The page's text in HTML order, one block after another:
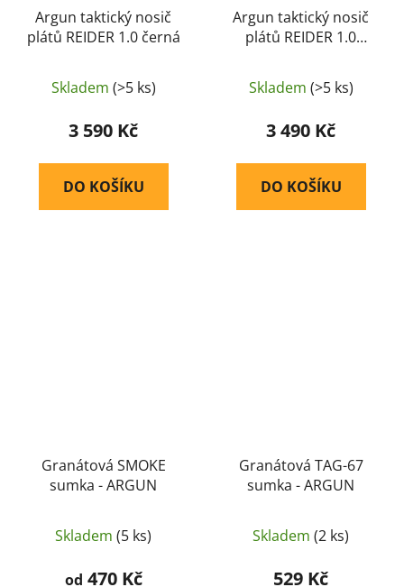
Argun taktický nosič
plátů REIDER 1.0 černá
Skladem (>5 ks)
3 590 Kč
DO KOŠÍKU
Argun taktický nosič
plátů REIDER 1.0
Skladem (>5 ks)
3 490 Kč
DO KOŠÍKU
Granátová SMOKE
sumka - ARGUN
Skladem (5 ks)
od 470 Kč
Granátová TAG-67
sumka - ARGUN
Skladem (2 ks)
529 Kč